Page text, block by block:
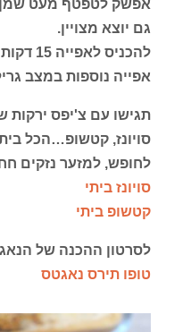
אפשק לטפטף מעט שמן
גם יוצא מצויין.
להכניס
אפייה נוספות במצב
תגישו עם צ'יפס ירקות
סויונז, קטשופ…הכל
לחופש, למזער נזקים
סויונז ביתי
קטשופ ביתי
לסרטון ההכנה של
טופו תירס נאגטס